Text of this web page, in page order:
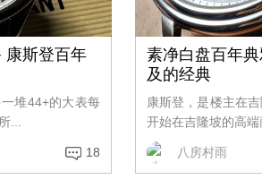
康斯登百年
堆44+的大表每
...
18
素净白盘百年
及的经典
康斯登，是楼主在
开始在吉隆坡的高
八房村雨